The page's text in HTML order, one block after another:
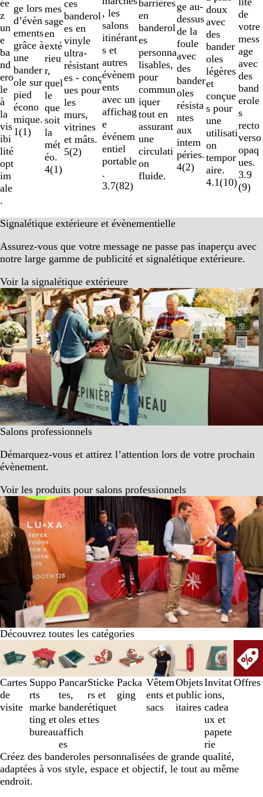
ée
z
un
e
ba
nd
ero
le
à
la
vis
ibi
lité
opt
im
ale
.
ge lors
d’évèn
ements
grâce à
une
bander
ole sur
pied
écono
mique.
1(1)
mes
sage
en
exté
rieu
r,
quel
le
que
soit
la
mét
éo.
4(1)
ces
banderol
es en
vinyle
ultra-
résistant
es - conç
ues pour
les
murs,
vitrines
et mâts.
5(2)
, les
salons
itinérant
s et
autres
évènem
ents
avec un
affichag
e
événem
entiel
portable
.
3.7(82)
barrières
en
banderol
es
personna
lisables,
pour
commun
iquer
tout en
assurant
une
circulati
on
fluide.
ge au-
dessus
de la
foule
avec
des
bander
oles
résista
ntes
aux
intem
péries.
4(2)
doux
avec
des
bander
oles
légères
et
conçue
s pour
une
utilisati
on
tempor
aire.
4.1(10)
de
votre
mess
age
avec
des
band
erole
s
recto
verso
opaq
ues.
3.9
(9)
Signalétique extérieure et évènementielle
Assurez-vous que votre message ne passe pas inaperçu avec
notre large gamme de publicité et signalétique extérieure.
Voir la signalétique extérieure
Salons professionnels
Démarquez-vous et attirez l’attention lors de votre prochain
évènement.
Voir les produits pour salons professionnels
Découvrez toutes les catégories
Cartes
de
visite
Suppo
rts
marke
ting et
bureau
Pancar
tes,
bander
oles et
affich
es
Sticke
rs et
étiquet
tes
Packa
ging
Vêtem
ents et
sacs
Objets
public
itaires
Invitat
ions,
cadea
ux et
papete
rie
Offres
Diapositives
1
3
sur
9
Créez des banderoles personnalisées de grande qualité,
adaptées à vos style, espace et objectif, le tout au même
endroit.